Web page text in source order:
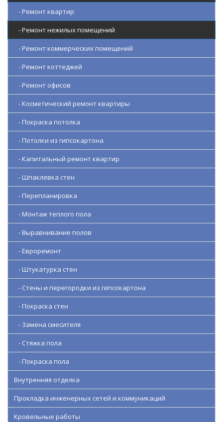
- Ремонт квартир
- Ремонт нежилых помещений
- Ремонт коммерческих помещений
- Ремонт коттеджей
- Ремонт офисов
- Косметический ремонт квартиры
- Покраска потолка
- Потолки из гипсокартона
- Капитальный ремонт квартир
- Шпаклевка стен
- Перепланировка
- Монтаж теплого пола
- Выравнивание полов
- Евроремонт
- Штукатурка стен
- Стены и перегородки из гипсокартона
- Покраска стен
- Замена смесителя
- Стяжка пола
- Покраска пола
Внутренняя отделка
Прокладка инженерных сетей и коммуникаций
Кровельные работы